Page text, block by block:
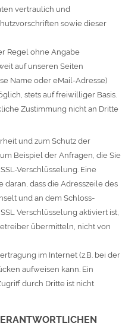
vertraulich und
sowie dieser
Regel ohne Angabe
auf unseren Seiten
Name oder eMail-Adresse)
stets auf freiwilliger Basis.
Zustimmung nicht an Dritte
und zum Schutz der
Beispiel der Anfragen, die Sie
Verschlüsselung. Eine
dass die Adresszeile des
und an dem Schloss-
Verschlüsselung aktiviert ist,
übermitteln, nicht von
im Internet (z.B. bei der
aufweisen kann. Ein
durch Dritte ist nicht